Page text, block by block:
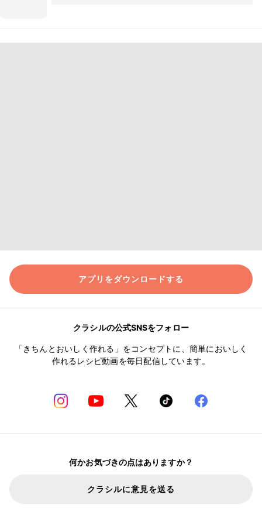
アプリをダウンロードする
クラシルの公式SNSをフォロー
「きちんとおいしく作れる」をコンセプトに、簡単においしく
作れるレシピ動画を毎日配信しています。
何かお気づきの点はありますか？
クラシルに意見を送る